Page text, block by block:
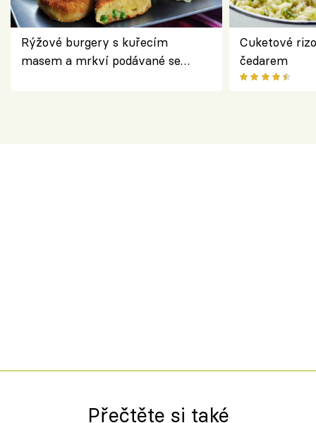
Rýžové burgery s kuřecím
masem a mrkví podávané se
Cuketové
čedarem
Přečtěte si také